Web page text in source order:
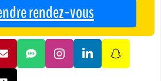
rendez-vous